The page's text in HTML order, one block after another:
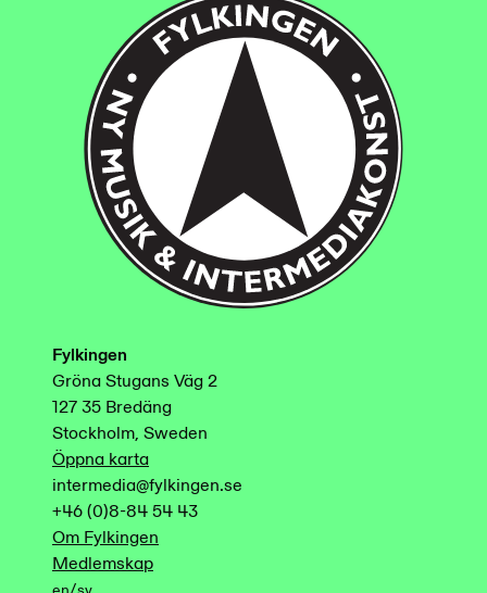
Fylkingen
Gröna Stugans Väg 2
127 35 Bredäng
Stockholm, Sweden
Öppna karta
intermedia@fylkingen.se
+46 (0)8-84 54 43
Om Fylkingen
Medlemskap